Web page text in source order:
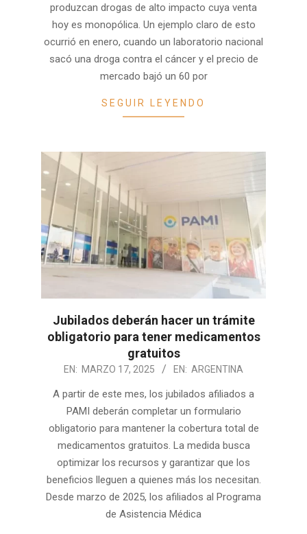
produzcan drogas de alto impacto cuya venta
hoy es monopólica. Un ejemplo claro de esto
ocurrió en enero, cuando un laboratorio nacional
sacó una droga contra el cáncer y el precio de
mercado bajó un 60 por
SEGUIR LEYENDO
Jubilados deberán hacer un trámite
obligatorio para tener medicamentos
gratuitos
2025-EN: MARZO 17, 2025 EN: ARGENTINA
A partir de este mes, los jubilados afiliados a
PAMI deberán completar un formulario
obligatorio para mantener la cobertura total de
medicamentos gratuitos. La medida busca
optimizar los recursos y garantizar que los
beneficios lleguen a quienes más los necesitan.
Desde marzo de 2025, los afiliados al Programa
de Asistencia Médica